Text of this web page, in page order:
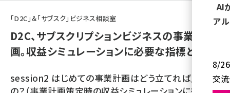
amazon (2259)
楽天 (1877)
「D2C」＆「サブスク」ビジネス相談室
D2C、サブスクリプションビジネスの事業計
画。収益シミュレーションに必要な指標とは？
session2 はじめての事業計画はどう立てれば良い
AI
ア
8/26
交